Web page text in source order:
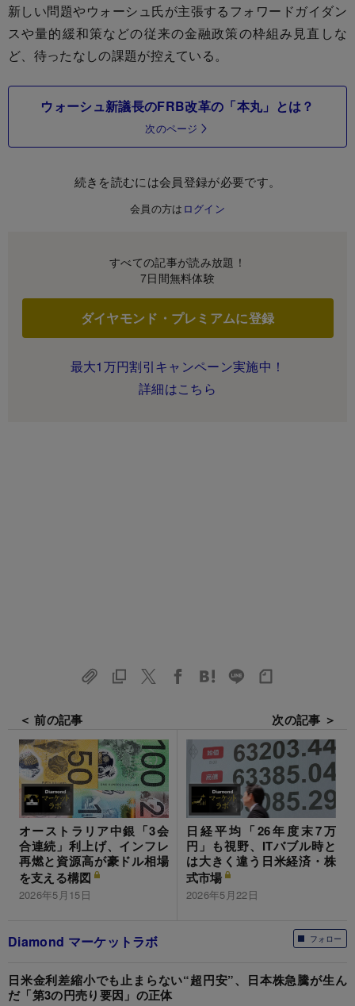
新しい問題やウォーシュ氏が主張するフォワードガイダン
スや量的緩和策などの従来の金融政策の枠組み見直しな
ど、待ったなしの課題が控えている。
ウォーシュ新議長のFRB改革の「本丸」とは？
次のページ
続きを読むには会員登録が必要です。
会員の方は ログイン
すべての記事が読み放題！
7日間無料体験
ダイヤモンド・プレミアムに登録
最大1万円割引キャンペーン実施中！
詳細はこちら
＜ 前の記事
オーストラリア中銀「3会
合連続」利上げ、インフレ
再燃と資源高が豪ドル相場
を支える構図
2026年5月15日
次の記事 ＞
日経平均「26年度末7万
円」も視野、ITバブル時と
は大きく違う日米経済・株
式市場
2026年5月22日
フォロー
Diamond マーケットラボ
日米金利差縮小でも止まらない“超円安”、日本株急騰が生ん
だ「第3の円売り要因」の正体